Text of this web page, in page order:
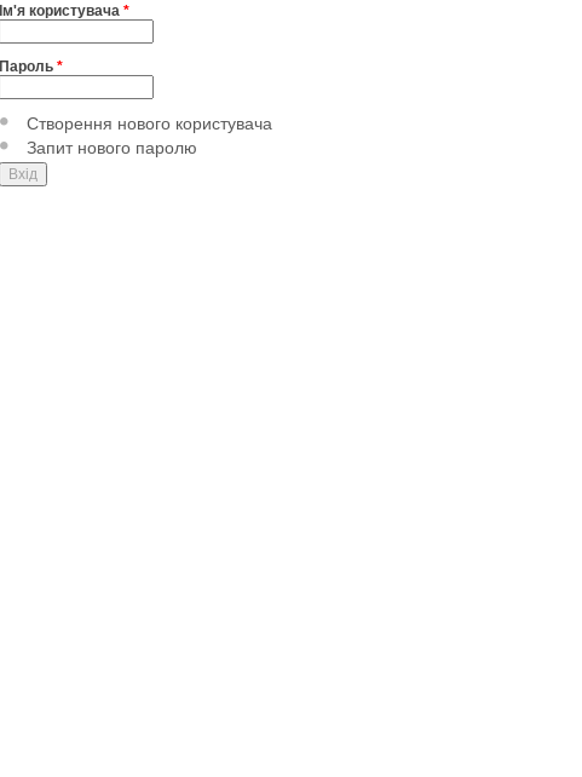
Ім'я користувача *
Пароль *
Створення нового користувача
Запит нового паролю